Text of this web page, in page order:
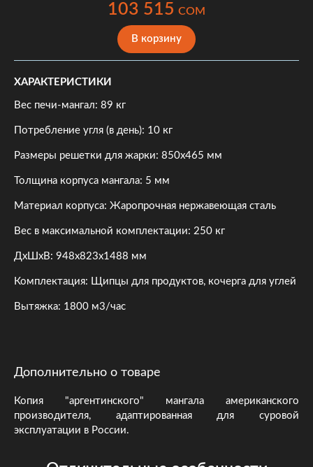
103 515 COM
В корзину
ХАРАКТЕРИСТИКИ
Вес печи-мангал: 89 кг
Потребление угля (в день): 10 кг
Размеры решетки для жарки: 850х465 мм
Толщина корпуса мангала: 5 мм
Материал корпуса: Жаропрочная нержавеющая сталь
Вес в максимальной комплектации: 250 кг
ДхШхВ: 948х823х1488 мм
Комплектация: Щипцы для продуктов, кочерга для углей
Вытяжка: 1800 м3/час
Дополнительно о товаре
Копия "аргентинского" мангала американского
производителя, адаптированная для суровой
эксплуатации в России.